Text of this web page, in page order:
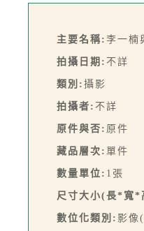
主要名稱: 李一楠
拍攝日期: 不詳
類別: 攝影
拍攝者: 不詳
原件與否: 原件
藏品層次: 單件
數量單位: 1張
尺寸大小(長*寬*
數位化類別: 影像